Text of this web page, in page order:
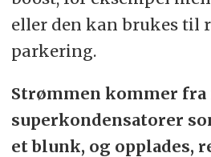
eller den kan brukes til
parkering.
Strømmen kommer fra
superkondensatorer
et blunk, og opplades,